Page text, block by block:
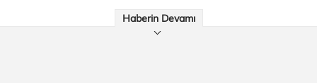
Haberin Devamı